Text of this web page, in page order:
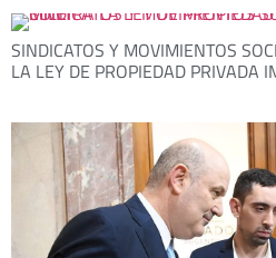
SINDICATOS Y MOVIMIENTOS
LA LEY DE PROPIEDAD PRIVADA